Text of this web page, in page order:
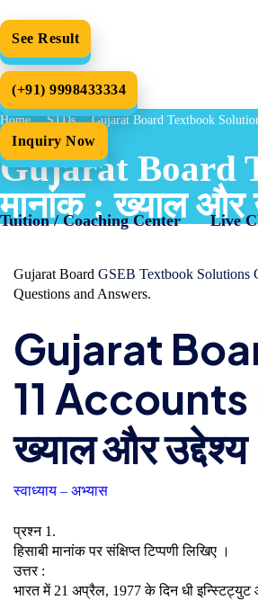
See Result
(+91) 9998433334
Inquiry Now
Tuition / Coaching Center Live
Home STDs Gujarat Board Textbook
Gujarat Board
मानांक : ख्याल और
Gujarat Board GSEB Textbook Solutions
Questions and Answers.
Gujarat
11 Accounts
ख्याल और उद्देश्य
स्वाध्याय – अभ्यास
प्रश्न 1.
हिसाबी मानांक पर संक्षिप्त टिप्पणी लिखिए ।
उत्तर :
भारत में 21 अप्रैल, 1977 के दिन धी इन्स्टिट्युट